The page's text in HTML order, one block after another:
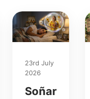
23rd July
2026
Soñar